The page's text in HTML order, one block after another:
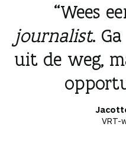
Wees
journalist.
uit de weg,
VRT-